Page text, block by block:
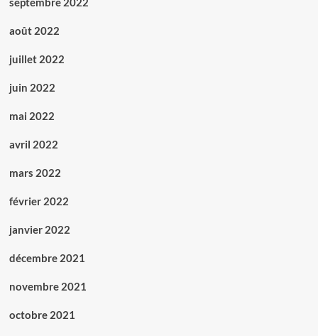
août 2022
juillet 2022
juin 2022
mai 2022
avril 2022
mars 2022
février 2022
janvier 2022
décembre 2021
novembre 2021
octobre 2021